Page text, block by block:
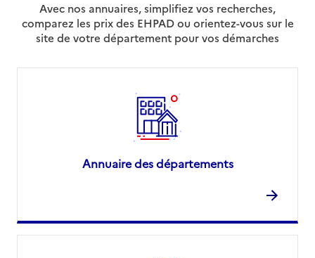
Avec nos annuaires, simplifiez vos recherches,
comparez les prix des EHPAD ou orientez-vous sur le
site de votre département pour vos démarches
Annuaire des départements